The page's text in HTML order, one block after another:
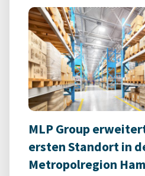
MLP Group
ersten Standort in
Metropolregion